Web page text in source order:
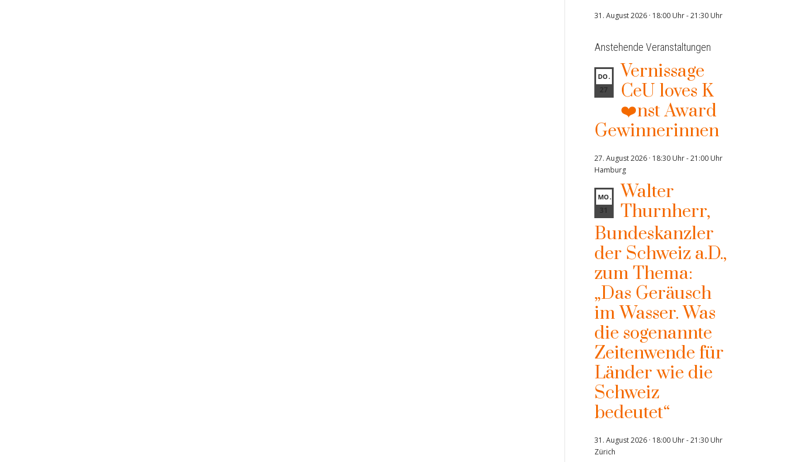
31. August 2026 · 18:00 Uhr-21:30 Uhr
Anstehende Veranstaltungen
DO.
27
Vernissage
CeU loves K
❤️nst Award
Gewinnerinnen
27. August 2026 · 18:30 Uhr-21:00 Uhr
Hamburg
MO.
31
Walter
Thurnherr,
Bundeskanzler
der Schweiz a.D.,
zum Thema:
„Das Geräusch
im Wasser. Was
die sogenannte
Zeitenwende für
Länder wie die
Schweiz
bedeutet“
31. August 2026 · 18:00 Uhr-21:30 Uhr
Zürich